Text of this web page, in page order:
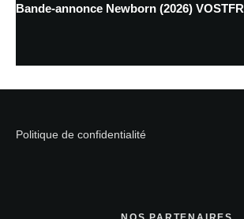
Bande-annonce Newborn (2026) VOSTFR
Politique de confidentialité